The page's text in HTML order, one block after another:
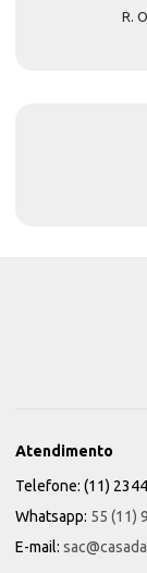
R.
Atendimento
Telefone: (11)
Whatsapp: 55 (11)
E-mail: